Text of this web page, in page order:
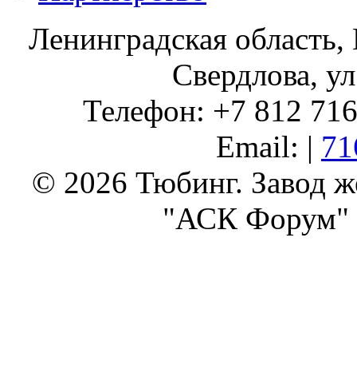
Ленинградская
Свердлова,
Телефон: +7 812
Email: |
© 2026 Тюбинг. Завод
"АСК Форум"